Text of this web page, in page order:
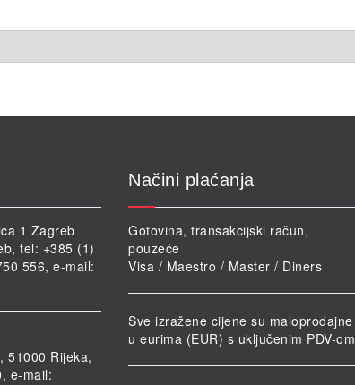
1 Zagreb
tel: +385 (1)
556, e-mail:
51000 Rijeka,
e-mail:
Načini plaćanja
Gotovina, transakcijski račun,
pouzeće
Visa / Maestro / Master / Diners
Sve izražene cijene su maloprodajne
u eurima (EUR) s uključenim PDV-om